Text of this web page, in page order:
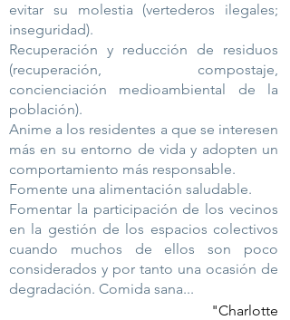
evitar su molestia (vertederos ilegales;
inseguridad).
Recuperación y reducción de residuos
(recuperación, compostaje,
concienciación medioambiental de la
población).
Anime a los residentes a que se interesen
más en su entorno de vida y adopten un
comportamiento más responsable.
Fomente una alimentación saludable.
Fomentar la participación de los vecinos
en la gestión de los espacios colectivos
cuando muchos de ellos son poco
considerados y por tanto una ocasión de
degradación. Comida sana...
"Charlotte